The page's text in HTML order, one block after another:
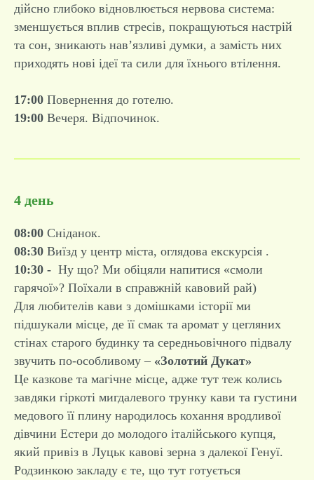
дійсно глибоко відновлюється нервова система:
зменшується вплив стресів, покращуються настрій
та сон, зникають нав’язливі думки, а замість них
приходять нові ідеї та сили для їхнього втілення.
17:00 Повернення до готелю.
19:00 Вечеря. Відпочинок.
4 день
08:00 Сніданок.
08:30 Виїзд у центр міста, оглядова екскурсія .
10:30 - Ну що? Ми обіцяли напитися «смоли
гарячої»? Поїхали в справжній кавовий рай)
Для любителів кави з домішками історії ми
підшукали місце, де її смак та аромат у цегляних
стінах старого будинку та середньовічного підвалу
звучить по-особливому – «Золотий Дукат»
Це казкове та магічне місце, адже тут теж колись
завдяки гіркоті мигдалевого трунку кави та густини
медового її плину народилось кохання вродливої
дівчини Естери до молодого італійського купця,
який привіз в Луцьк кавові зерна з далекої Генуї.
Родзинкою закладу є те, що тут готується